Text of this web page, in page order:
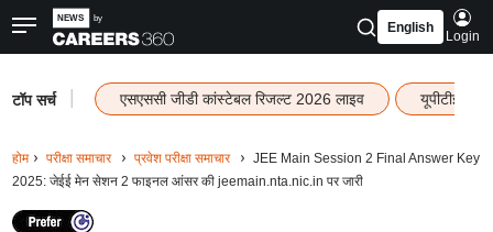
English
Login
टॉप सर्च एसएससी जीडी कांस्टेबल रिजल्ट 2026 लाइव यूपीटीईटी
होम परीक्षा समाचार प्रवेश परीक्षा समाचार
JEE Main Session 2 Final Answer Key
2025: जेईई मेन सेशन 2 फाइनल आंसर की jeemain.nta.nic.in पर जारी